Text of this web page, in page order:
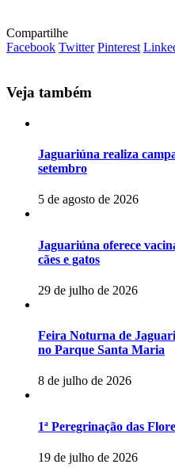
Compartilhe
Facebook Twitter Pinterest
Veja também
Jaguariúna realiza
setembro
5 de agosto de 2026
Jaguariúna oferece
cães e gatos
29 de julho de 2026
Feira Noturna de
no Parque Santa Maria
8 de julho de 2026
1ª Peregrinação das
19 de julho de 2026